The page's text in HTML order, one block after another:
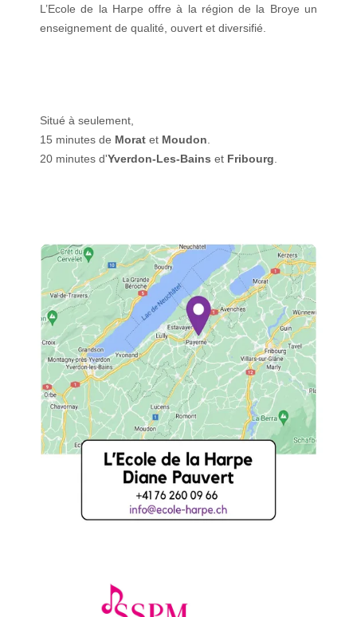
L’Ecole de la Harpe offre à la région de la Broye un
enseignement de qualité, ouvert et diversifié.
Situé à seulement,
15 minutes de Morat et Moudon
20 minutes d'Yverdon-Les-Bains et Fribourg